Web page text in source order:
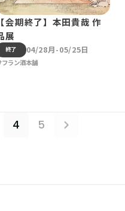
【会期終了】本田貴哉 作
展
終了 04/28月-05/25日
フラン酒本舗
4 5